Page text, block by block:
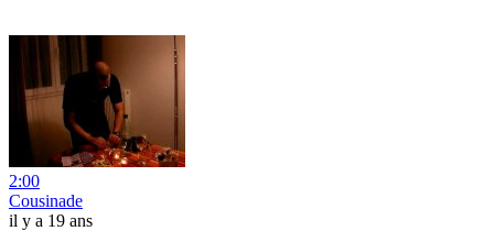
2:00
Cousinade
il y a 19 ans